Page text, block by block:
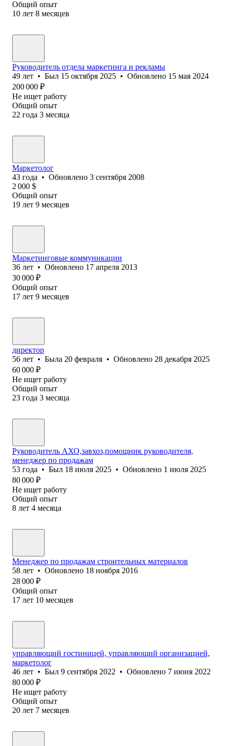
Общий опыт
10 лет 8 месяцев
Руководитель отдела маркетинга и рекламы
49 лет • Был 15 октября 2025 • Обновлено 15 мая 2024
200 000 ₽
Не ищет работу
Общий опыт
22 года 3 месяца
Маркетолог
43 года • Обновлено 3 сентября 2008
2 000 $
Общий опыт
19 лет 9 месяцев
Маркетинговые коммуникации
36 лет • Обновлено 17 апреля 2013
30 000 ₽
Общий опыт
17 лет 9 месяцев
директор
56 лет • Была 20 февраля • Обновлено 28 декабря 2025
60 000 ₽
Не ищет работу
Общий опыт
23 года 3 месяца
Руководитель АХО,завхоз,помощник руководителя,
менеджер по продажам
53 года • Был 18 июля 2025 • Обновлено 1 июля 2025
80 000 ₽
Не ищет работу
Общий опыт
8 лет 4 месяца
Менеджер по продажам строительных материалов
58 лет • Обновлено 18 ноября 2016
28 000 ₽
Общий опыт
17 лет 10 месяцев
управляющий гостиницей, управляющий организацией,
маркетолог
46 лет • Был 9 сентября 2022 • Обновлено 7 июня 2022
80 000 ₽
Не ищет работу
Общий опыт
20 лет 7 месяцев